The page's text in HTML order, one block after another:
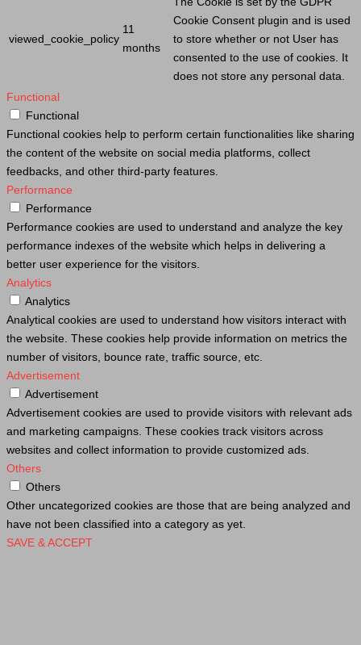
viewed_cookie_policy
11
months
Cookie Consent plugin and is used
to store whether or not User has
consented to the use of cookies. It
does not store any personal data.
Functional
Functional
Functional cookies help to perform certain functionalities like sharing
the content of the website on social media platforms, collect
feedbacks, and other third-party features.
Performance
Performance
Performance cookies are used to understand and analyze the key
performance indexes of the website which helps in delivering a
better user experience for the visitors.
Analytics
Analytics
Analytical cookies are used to understand how visitors interact with
the website. These cookies help provide information on metrics the
number of visitors, bounce rate, traffic source, etc.
Advertisement
Advertisement
Advertisement cookies are used to provide visitors with relevant ads
and marketing campaigns. These cookies track visitors across
websites and collect information to provide customized ads.
Others
Others
Other uncategorized cookies are those that are being analyzed and
have not been classified into a category as yet.
SAVE & ACCEPT